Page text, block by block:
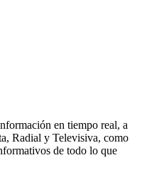
en tiempo real, a
Radial y Televisiva, como
de todo lo que